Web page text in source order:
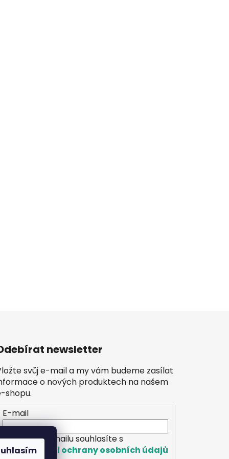
newsletter
svůj e-mail a my vám budeme zasílat
o nových produktech na našem
shopu.
E-mail
Vložením e-mailu souhlasíte s
podmínkami ochrany osobních údajů